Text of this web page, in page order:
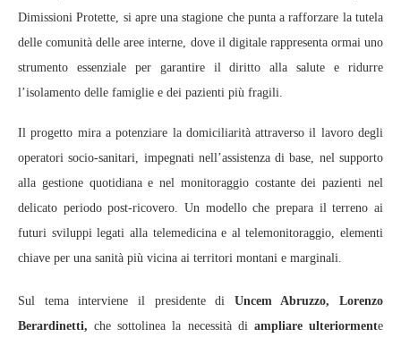
Dimissioni Protette, si apre una stagione che punta a rafforzare la tutela
delle comunità delle aree interne, dove il digitale rappresenta ormai uno
strumento essenziale per garantire il diritto alla salute e ridurre
l’isolamento delle famiglie e dei pazienti più fragili.
Il progetto mira a potenziare la domiciliarità attraverso il lavoro degli
operatori socio‑sanitari, impegnati nell’assistenza di base, nel supporto
alla gestione quotidiana e nel monitoraggio costante dei pazienti nel
delicato periodo post‑ricovero. Un modello che prepara il terreno ai
futuri sviluppi legati alla telemedicina e al telemonitoraggio, elementi
chiave per una sanità più vicina ai territori montani e marginali.
Sul tema interviene il presidente di Uncem Abruzzo, Lorenzo
Berardinetti, che sottolinea la necessità di ampliare ulteriormente